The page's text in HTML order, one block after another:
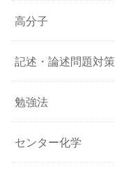
高分子
記述・論述問題対策
勉強法
センター化学